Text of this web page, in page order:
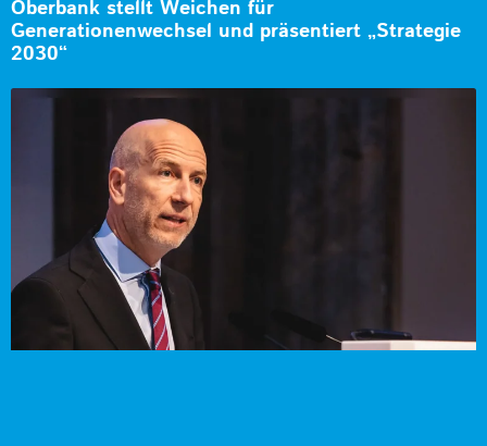
Oberbank stellt Weichen für
Generationenwechsel und präsentiert „Strategie
2030“